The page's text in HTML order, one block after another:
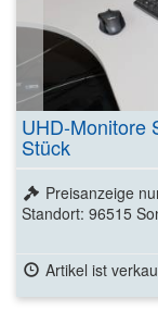
UHD-Monitore
Stück
Preisanzeige
Standort: 96515
Artikel ist